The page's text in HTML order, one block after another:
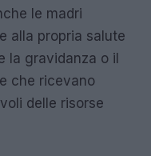
le madri
alla propria salute
la gravidanza o il
che ricevano
delle risorse